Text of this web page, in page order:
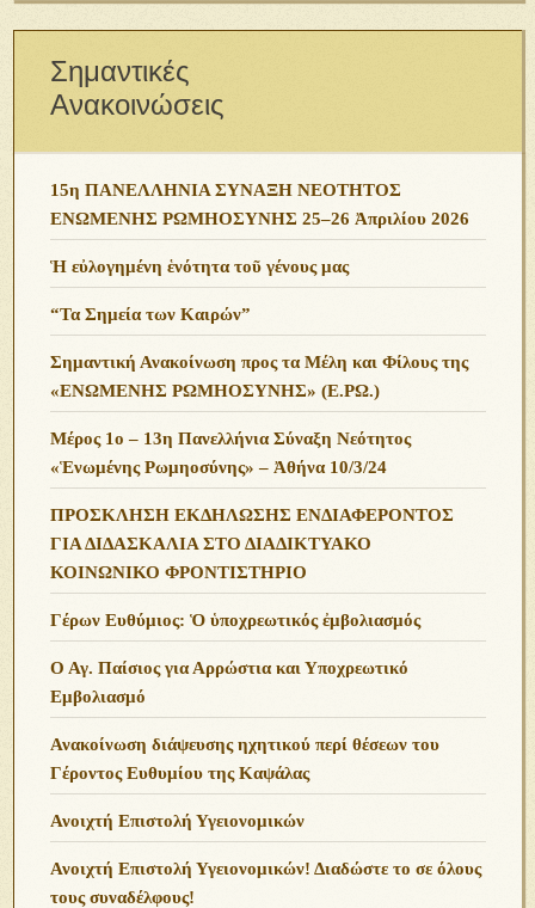
Σημαντικές
Ανακοινώσεις
15η ΠΑΝΕΛΛΗΝΙΑ ΣΥΝΑΞΗ ΝΕΟΤΗΤΟΣ
ΕΝΩΜΕΝΗΣ ΡΩΜΗΟΣΥΝΗΣ 25–26 Ἀπριλίου 2026
Ἡ εὐλογημένη ἑνότητα τοῦ γένους μας
“Τα Σημεία των Καιρών”
Σημαντική Ανακοίνωση προς τα Μέλη και Φίλους της
«ΕΝΩΜΕΝΗΣ ΡΩΜΗΟΣΥΝΗΣ» (Ε.ΡΩ.)
Μέρος 1ο – 13η Πανελλήνια Σύναξη Νεότητος
«Ἑνωμένης Ρωμηοσύνης» – Ἀθήνα 10/3/24
ΠΡΟΣΚΛΗΣΗ ΕΚΔΗΛΩΣΗΣ ΕΝΔΙΑΦΕΡΟΝΤΟΣ
ΓΙΑ ΔΙΔΑΣΚΑΛΙΑ ΣΤΟ ΔΙΑΔΙΚΤΥΑΚΟ
ΚΟΙΝΩΝΙΚΟ ΦΡΟΝΤΙΣΤΗΡΙΟ
Γέρων Ευθύμιος: Ὁ ὑποχρεωτικός ἐμβολιασμός
Ο Αγ. Παίσιος για Αρρώστια και Υποχρεωτικό
Εμβολιασμό
Ανακοίνωση διάψευσης ηχητικού περί θέσεων του
Γέροντος Ευθυμίου της Καψάλας
Ανοιχτή Επιστολή Υγειονομικών
Ανοιχτή Επιστολή Υγειονομικών! Διαδώστε το σε όλους
τους συναδέλφους!